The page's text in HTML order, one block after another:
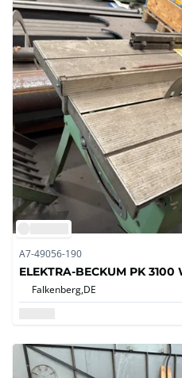
A7-49056-190
ELEKTRA-BECKUM PK
Falkenberg,DE